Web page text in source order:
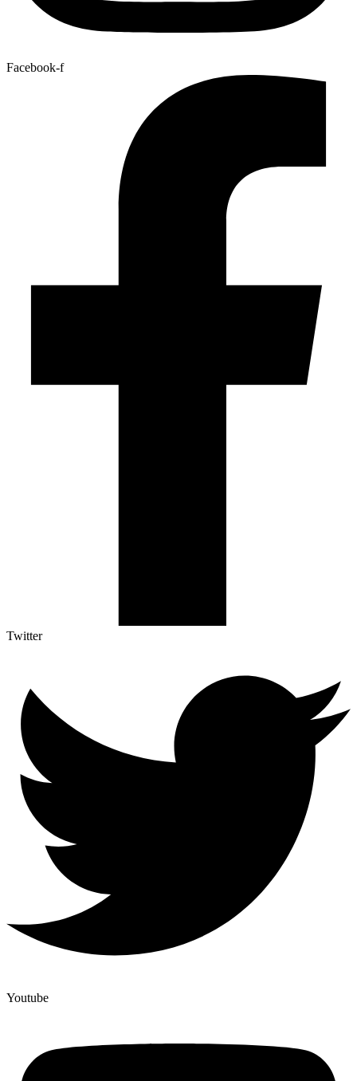
Facebook-f
Twitter
Youtube